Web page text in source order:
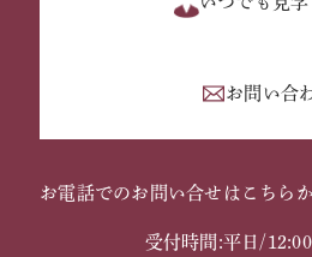
お問い合
お電話でのお問い合せはこちら
受付時間:平日/12:00